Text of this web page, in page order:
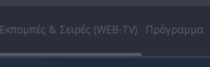
Εκπομπές & Σειρές (WEB-TV) Πρόγραμμα